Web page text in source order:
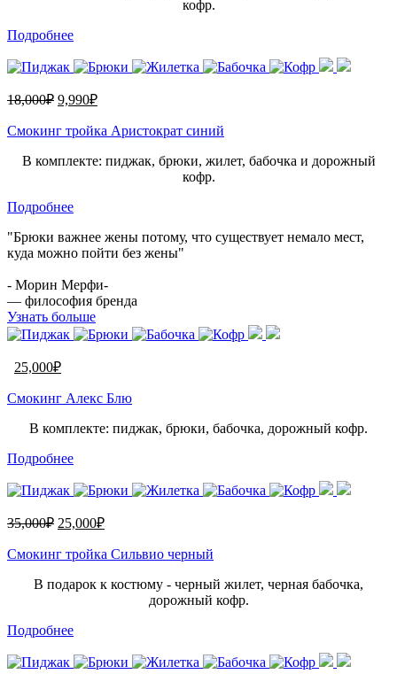
кофр.
Подробнее
18,000₽ 9,990₽
Смокинг тройка Аристократ синий
В комплекте: пиджак, брюки, жилет, бабочка и дорожный
кофр.
Подробнее
"Брюки важнее жены потому, что существует немало мест,
куда можно пойти без жены"
- Морин Мерфи-
— философия бренда
Узнать больше
25,000₽
Смокинг Алекс Блю
В комплекте: пиджак, брюки, бабочка, дорожный кофр.
Подробнее
35,000₽ 25,000₽
Смокинг тройка Сильвио черный
В подарок к костюму - черный жилет, черная бабочка,
дорожный кофр.
Подробнее